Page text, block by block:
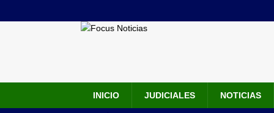
INICIO JUDICIALES NOTICIAS